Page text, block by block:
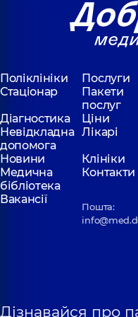
Інна
Отоларинголог;
Отоларинголог
Шингірей
(Божко) Наталія
Вікторівна
Отоларинголог
дитячий,25 років
досвіду
Любарець
Ангеліна
Поліклініки
Послуги
Стаціонар
Пакети
послуг
Діагностика
Ціни
Невідкладна
допомога
Лікарі
Новини
Клініки
Медична
бібліотека
Контакти
Вакансії
Пошта:
Дізнавайся про